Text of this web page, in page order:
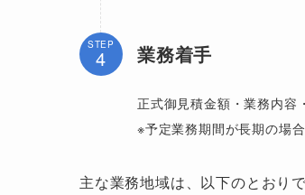
STEP 業務着手
正式御見積金額・業務内容
※予定業務期間が長期の場
主な業務地域は、以下のとおりで